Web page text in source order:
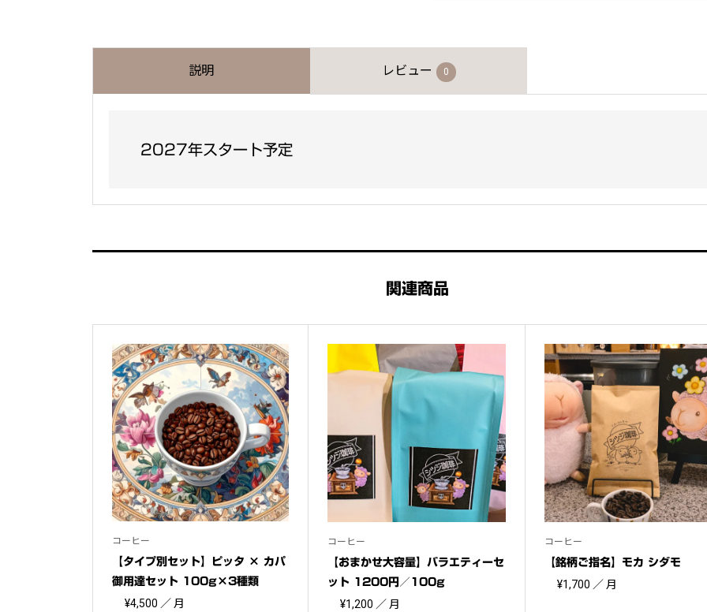
説明 レビュー 0
2027年スタート予定
関連商品
コーヒー
【タイプ別セット】ピッタ × カパ
御用達セット 100g×3種類
¥4,500 ／ 月
コーヒー
【おまかせ大容量】バラエティーセ
ット 1200円／100g
¥1,200 ／ 月
コーヒー
【銘柄ご指名】モカ シダモ
¥1,700 ／ 月